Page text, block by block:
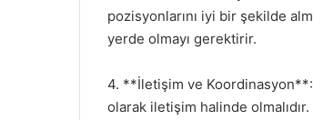
pozisyonlarını iyi bir şekilde
yerde olmayı gerektirir.
4. **İletişim ve
olarak iletişim halinde